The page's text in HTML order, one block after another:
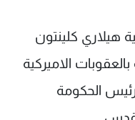
هيلاري كلينتون
الاميركية
الحكومة